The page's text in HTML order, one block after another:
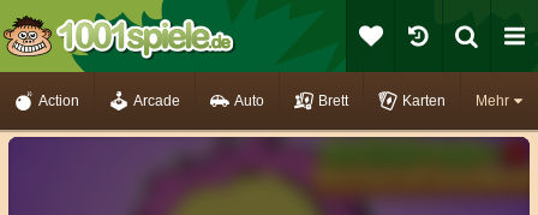
Mehr
Action Arcade Auto Brett Karten